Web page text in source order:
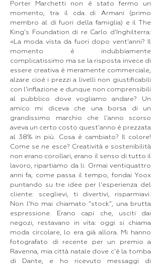
Porter Marchetti non è stato fermo un
momento, tra il cda di Armani (primo
membro al di fuori della famiglia) e il The
King's Foundation di re Carlo d'Inghilterra:
«La moda vista da fuori dopo vent'anni? Il
momento è indubbiamente
complicatissimo ma se la risposta invece di
essere creativa è meramente commerciale,
alzare cioè i prezzi a livelli non giustificabili
con l'inflazione e dunque non comprensibili
al pubblico dove vogliamo andare? Un
amico mi diceva che una borsa di un
grandissimo marchio che l'anno scorso
aveva un certo costo quest'anno è prezzata
al 38% in più. Cosa è cambiato? Il colore!
Come se ne esce? Creatività e sostenibilità
non erano corollari, erano il senso di tutto il
lavoro, ripartiamo da li. Ormai ventiquattro
anni fa, come passa il tempo, fondai Yoox
puntando su tre idee per l'esperienza del
cliente: sceglievi, ti divertivi, risparmiavi.
Non l'ho mai chiamato "stock", una brutta
espressione. Erano capi che, usciti dai
negozi, restavano in vita: oggi si chiama
moda circolare, lo era già allora. Mi hanno
fotografato di recente per un premio a
Ravenna, mia città natale dove c'è la tomba
di Dante, e ho ricevuto messaggi di